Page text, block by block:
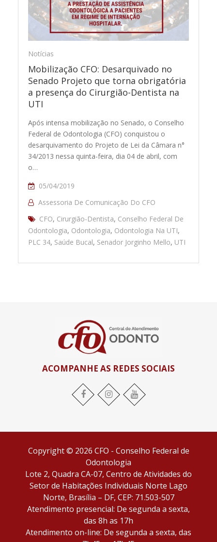
Notícias
Mobilização CFO: Desarquivado no
Senado Projeto que torna obrigatória
a presença do Cirurgião-Dentista na
UTI
Após intensa mobilização no Senado, o Conselho
Federal de Odontologia (CFO) conquistou o
desarquivamento do Projeto de Lei da Câmara n°
34/2013 nessa quinta-feira, dia 04 de abril, com
o…
05/04/2019
Assessoria De Comunicação Do CFO
CFO, Cirurgião-Dentista, Conselho Federal De
Odontologia, Odontologia, Odontologia Na UTI,
PLC 34, Saúde Bucal, Senador Jorginho Mello, UTI
ACOMPANHE AS REDES SOCIAIS
Facebook Instagram YouTube
Copyright © 2026 CFO - Conselho Federal de
Odontologia
Lote 2, Quadra CA-07, Centro de Atividades do
Setor de Habitações Individuais Norte Lago
Norte, Brasília – DF, CEP: 71.503-507
Atendimento presencial: De segunda a sexta,
das 8h as 17h
Atendimento on-line: De segunda a sexta, das